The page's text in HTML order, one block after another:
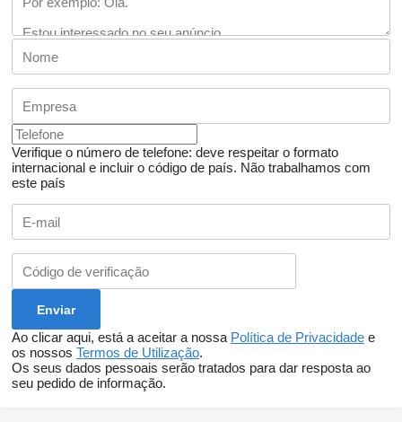
Verifique o número de telefone: deve respeitar o formato
internacional e incluir o código de país. Não trabalhamos com
este país
Ao clicar aqui, está a aceitar a nossa Política de Privacidade e
os nossos Termos de Utilização.
Os seus dados pessoais serão tratados para dar resposta ao
seu pedido de informação.